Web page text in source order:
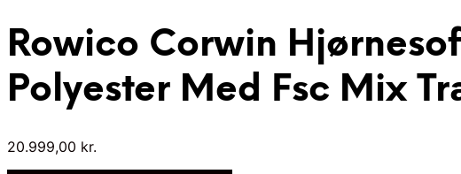
Rowico Corwin
Polyester Med Fsc Mix
20.999,00 kr.